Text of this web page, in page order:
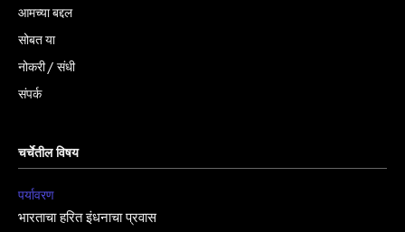
आमच्या बद्दल
सोबत या
नोकरी / संधी
संपर्क
चर्चेतील विषय
पर्यावरण
भारताचा हरित इंधनाचा प्रवास